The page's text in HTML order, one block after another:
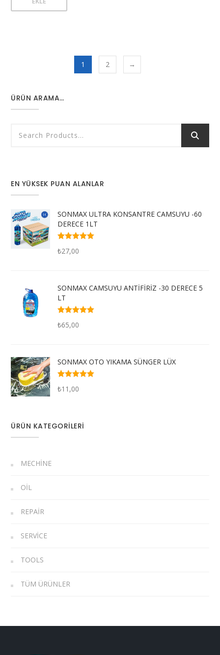
1 2 →
ÜRÜN ARAMA…
EN YÜKSEK PUAN ALANLAR
SONMAX ULTRA KONSANTRE CAMSUYU -60
DERECE 1LT
5.00oy aldı
₺27,00
SONMAX CAMSUYU ANTİFİRİZ -30 DERECE 5
LT
5.00oy aldı
₺65,00
SONMAX OTO YIKAMA SÜNGER LÜX
4.50oy aldı
₺11,00
ÜRÜN KATEGORILERI
MECHINE
OIL
REPAIR
SERVICE
TOOLS
TÜM ÜRÜNLER